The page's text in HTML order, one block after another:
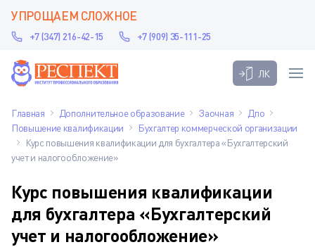
УПРОЩАЕМ СЛОЖНОЕ
+7 (347) 216-42-15 +7 (909) 35-111-25
ЛК
Главная Дополнительное образование Заочная
Дпо
Повышение квалификации
Бухгалтер коммерческой организации
Курс повышения квалификации для бухгалтера «Бухгалтерский
учет и налогообложение»
Курс повышения квалификации
для бухгалтера «Бухгалтерский
учет и налогообложение»